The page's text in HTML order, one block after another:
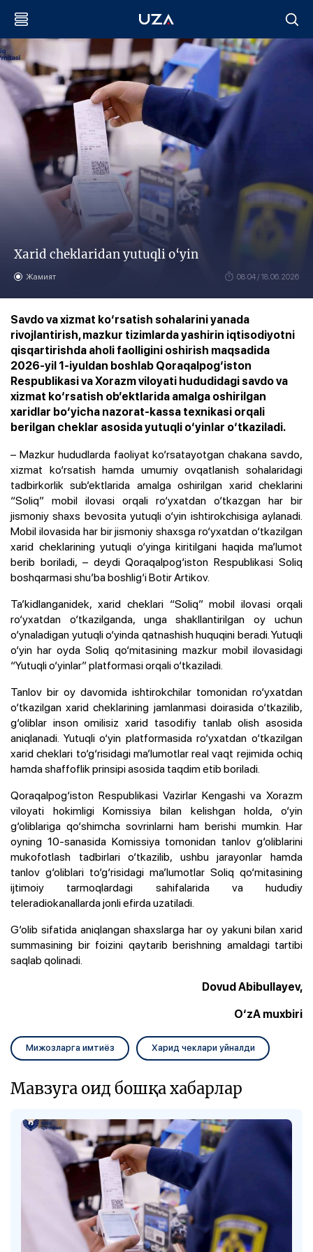
Xarid cheklaridan yutuqli o‘yin
Жамият 08:04 / 18.06.2026
Savdo va xizmat ko‘rsatish sohalarini yanada
rivojlantirish, mazkur tizimlarda yashirin iqtisodiyotni
qisqartirishda aholi faolligini oshirish maqsadida
2026-yil 1-iyuldan boshlab Qoraqalpog‘iston
Respublikasi va Xorazm viloyati hududidagi savdo va
xizmat ko‘rsatish ob’ektlarida amalga oshirilgan
xaridlar bo‘yicha nazorat-kassa texnikasi orqali
berilgan cheklar asosida yutuqli o‘yinlar o‘tkaziladi.
– Mazkur hududlarda faoliyat ko‘rsatayotgan chakana savdo,
xizmat ko‘rsatish hamda umumiy ovqatlanish sohalaridagi
tadbirkorlik sub’ektlarida amalga oshirilgan xarid cheklarini
“Soliq” mobil ilovasi orqali ro‘yxatdan o‘tkazgan har bir
jismoniy shaxs bevosita yutuqli o‘yin ishtirokchisiga aylanadi.
Mobil ilovasida har bir jismoniy shaxsga ro‘yxatdan o‘tkazilgan
xarid cheklarining yutuqli o‘yinga kiritilgani haqida ma’lumot
berib boriladi, – deydi Qoraqalpog‘iston Respublikasi Soliq
boshqarmasi shu’ba boshlig‘i Botir Artikov.
Ta’kidlanganidek, xarid cheklari “Soliq” mobil ilovasi orqali
ro‘yxatdan o‘tkazilganda, unga shakllantirilgan oy uchun
o‘ynaladigan yutuqli o‘yinda qatnashish huquqini beradi. Yutuqli
o‘yin har oyda Soliq qo‘mitasining mazkur mobil ilovasidagi
“Yutuqli o‘yinlar” platformasi orqali o‘tkaziladi.
Tanlov bir oy davomida ishtirokchilar tomonidan ro‘yxatdan
o‘tkazilgan xarid cheklarining jamlanmasi doirasida o‘tkazilib,
g‘oliblar inson omilisiz xarid tasodifiy tanlab olish asosida
aniqlanadi. Yutuqli o‘yin platformasida ro‘yxatdan o‘tkazilgan
xarid cheklari to‘g‘risidagi ma’lumotlar real vaqt rejimida ochiq
hamda shaffoflik prinsipi asosida taqdim etib boriladi.
Qoraqalpog‘iston Respublikasi Vazirlar Kengashi va Xorazm
viloyati hokimligi Komissiya bilan kelishgan holda, o‘yin
g‘oliblariga qo‘shimcha sovrinlarni ham berishi mumkin. Har
oyning 10-sanasida Komissiya tomonidan tanlov g‘oliblarini
mukofotlash tadbirlari o‘tkazilib, ushbu jarayonlar hamda
tanlov g‘oliblari to‘g‘risidagi ma’lumotlar Soliq qo‘mitasining
ijtimoiy tarmoqlardagi sahifalarida va hududiy
teleradiokanallarda jonli efirda uzatiladi.
G‘olib sifatida aniqlangan shaxslarga har oy yakuni bilan xarid
summasining bir foizini qaytarib berishning amaldagi tartibi
saqlab qolinadi.
Dovud Abibullayev,
O‘zA muxbiri
Мижозларга имтиёз Харид чеклари уйналди
Мавзуга оид бошқа хабарлар